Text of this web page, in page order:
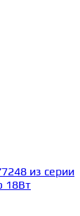
из серии
18Вт